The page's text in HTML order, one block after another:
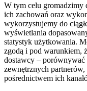
W tym celu gromadzimy
ich zachowań oraz
wykorzystujemy do
wyświetlania
statystyk użytkowania.
zgodą i pod warunkiem,
dostawcy – porównywać
zewnętrznych
pośrednictwem ich